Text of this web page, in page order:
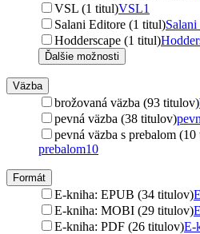
VSL (1 titul)VSL1
Salani Editore (1 titul)
Hodderscape (1 titul)
Ďalšie možnosti
Väzba
brožovaná väzba (93 titulov)
pevná väzba (38 titulov)
pevná väzba s prebalom
prebalom10
Formát
E-kniha: EPUB (34 titulov)
E-kniha: MOBI (29 titulov)
E-kniha: PDF (26 titulov)E-